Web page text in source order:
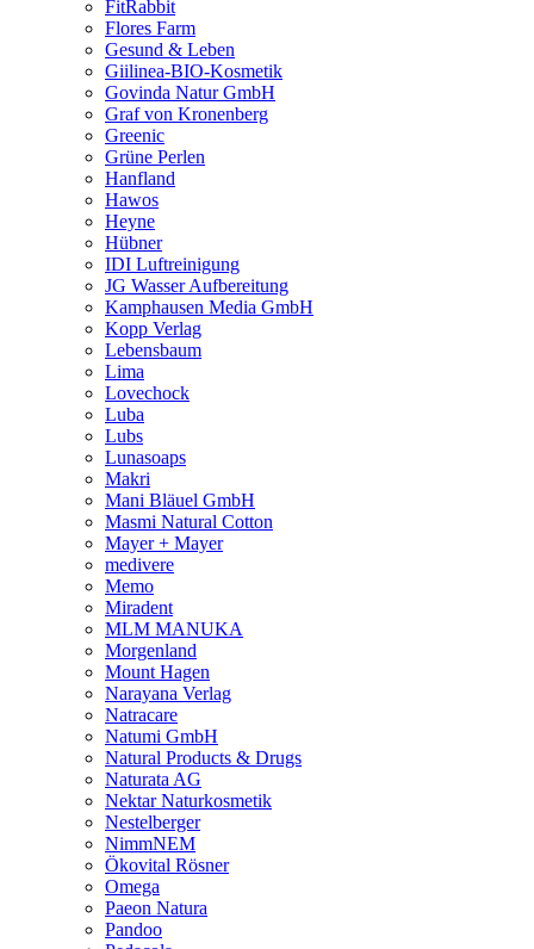
FitRabbit
Flores Farm
Gesund & Leben
Giilinea-BIO-Kosmetik
Govinda Natur GmbH
Graf von Kronenberg
Greenic
Grüne Perlen
Hanfland
Hawos
Heyne
Hübner
IDI Luftreinigung
JG Wasser Aufbereitung
Kamphausen Media GmbH
Kopp Verlag
Lebensbaum
Lima
Lovechock
Luba
Lubs
Lunasoaps
Makri
Mani Bläuel GmbH
Masmi Natural Cotton
Mayer + Mayer
medivere
Memo
Miradent
MLM MANUKA
Morgenland
Mount Hagen
Narayana Verlag
Natracare
Natumi GmbH
Natural Products & Drugs
Naturata AG
Nektar Naturkosmetik
Nestelberger
NimmNEM
Ökovital Rösner
Omega
Paeon Natura
Pandoo